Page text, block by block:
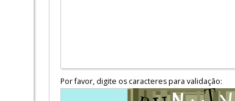
Por favor, digite os caracteres para validação: